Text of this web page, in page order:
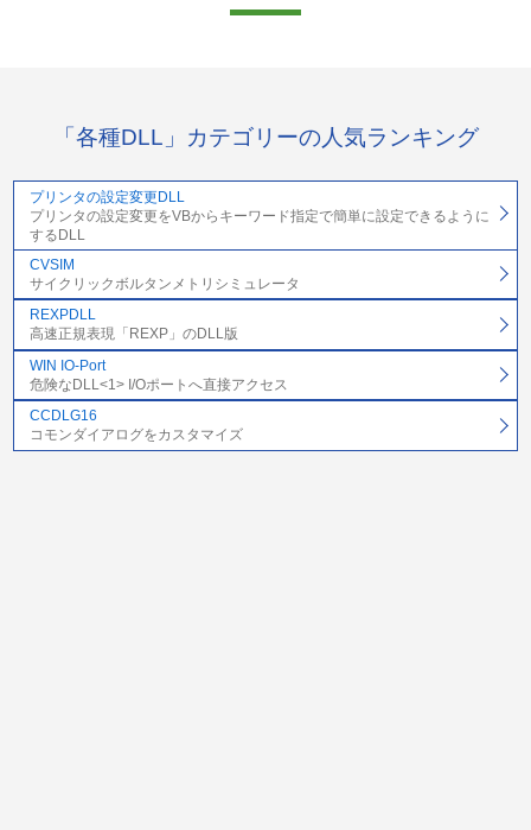
「各種DLL」カテゴリーの人気ランキング
プリンタの設定変更DLL
プリンタの設定変更をVBからキーワード指定で簡単に設定できるように
するDLL
CVSIM
サイクリックボルタンメトリシミュレータ
REXPDLL
高速正規表現「REXP」のDLL版
WIN IO-Port
危険なDLL<1> I/Oポートへ直接アクセス
CCDLG16
コモンダイアログをカスタマイズ